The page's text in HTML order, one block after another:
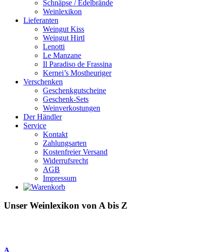
Schnäpse / Edelbrände
Weinlexikon
Lieferanten
Weingut Kiss
Weingut Hirtl
Lenotti
Le Manzane
Il Paradiso de Frassina
Kernei’s Mostheuriger
Verschenken
Geschenkgutscheine
Geschenk-Sets
Weinverkostungen
Der Händler
Service
Kontakt
Zahlungsarten
Kostenfreier Versand
Widerrufsrecht
AGB
Impressum
Unser Weinlexikon von A bis Z